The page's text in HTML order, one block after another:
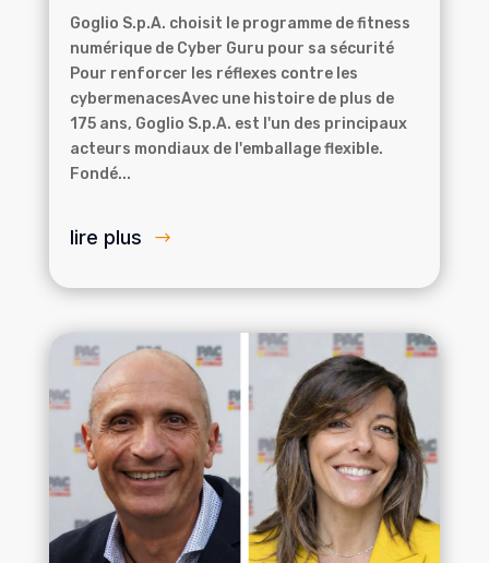
Goglio S.p.A. choisit le programme de fitness
numérique de Cyber Guru pour sa sécurité
Pour renforcer les réflexes contre les
cybermenacesAvec une histoire de plus de
175 ans, Goglio S.p.A. est l'un des principaux
acteurs mondiaux de l'emballage flexible.
Fondé...
lire plus